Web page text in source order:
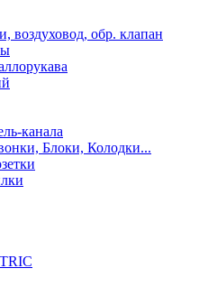
воздуховод, обр. клапан
канала
Блоки, Колодки...